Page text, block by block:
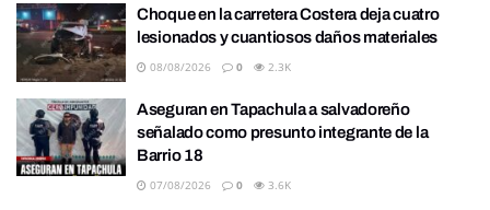
Choque en la carretera Costera deja cuatro
lesionados y cuantiosos daños materiales
08/08/2026 0 2.3K
Aseguran en Tapachula a salvadoreño
señalado como presunto integrante de la
Barrio 18
07/08/2026 0 3.6K